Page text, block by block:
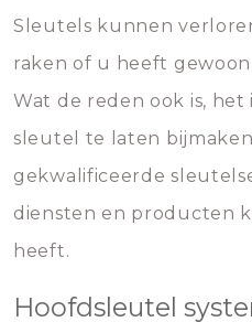
Sleutels kunnen
raken of u heeft
Wat de reden ook is,
sleutel te laten
gekwalificeerde
diensten en producten
heeft.
Hoofdsleutel